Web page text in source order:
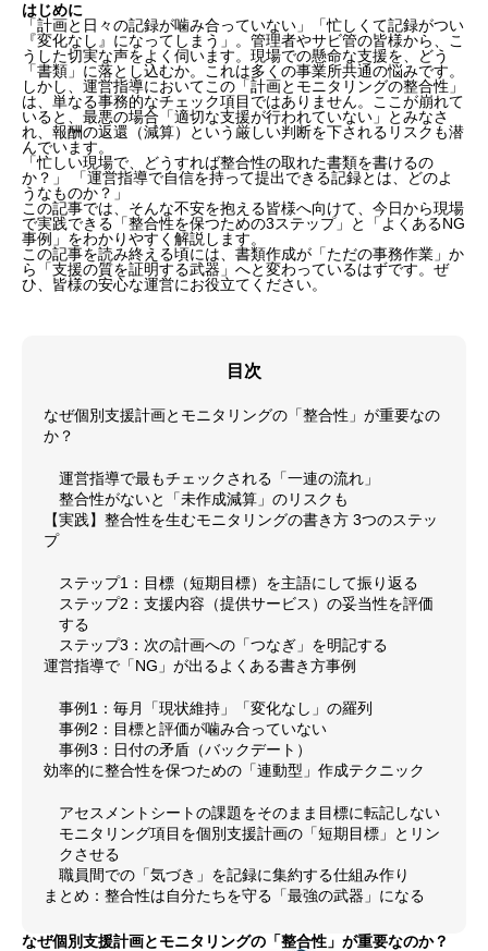
はじめに
「計画と日々の記録が噛み合っていない」「忙しくて記録がつい
『変化なし』になってしまう」。管理者やサビ管の皆様から、こ
うした切実な声をよく伺います。現場での懸命な支援を、どう
「書類」に落とし込むか。これは多くの事業所共通の悩みです。
しかし、運営指導においてこの「計画とモニタリングの整合性」
は、単なる事務的なチェック項目ではありません。ここが崩れて
いると、最悪の場合「適切な支援が行われていない」とみなさ
れ、報酬の返還（減算）という厳しい判断を下されるリスクも潜
んでいます。
「忙しい現場で、どうすれば整合性の取れた書類を書けるの
か？」 「運営指導で自信を持って提出できる記録とは、どのよ
うなものか？」
この記事では、そんな不安を抱える皆様へ向けて、今日から現場
で実践できる「整合性を保つための3ステップ」と「よくあるNG
事例」をわかりやすく解説します。
この記事を読み終える頃には、書類作成が「ただの事務作業」か
ら「支援の質を証明する武器」へと変わっているはずです。ぜ
ひ、皆様の安心な運営にお役立てください。
目次
なぜ個別支援計画とモニタリングの「整合性」が重要なの
か？
運営指導で最もチェックされる「一連の流れ」
整合性がないと「未作成減算」のリスクも
【実践】整合性を生むモニタリングの書き方 3つのステッ
プ
ステップ1：目標（短期目標）を主語にして振り返る
ステップ2：支援内容（提供サービス）の妥当性を評価
する
ステップ3：次の計画への「つなぎ」を明記する
運営指導で「NG」が出るよくある書き方事例
事例1：毎月「現状維持」「変化なし」の羅列
事例2：目標と評価が噛み合っていない
事例3：日付の矛盾（バックデート）
効率的に整合性を保つための「連動型」作成テクニック
アセスメントシートの課題をそのまま目標に転記しない
モニタリング項目を個別支援計画の「短期目標」とリン
クさせる
職員間での「気づき」を記録に集約する仕組み作り
まとめ：整合性は自分たちを守る「最強の武器」になる
なぜ個別支援計画とモニタリングの「整合性」が重要なのか？